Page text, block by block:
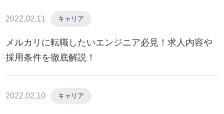
2022.02.11 キャリア
メルカリに転職したいエンジニア必見！求人内容や
採用条件を徹底解説！
2022.02.10 キャリア